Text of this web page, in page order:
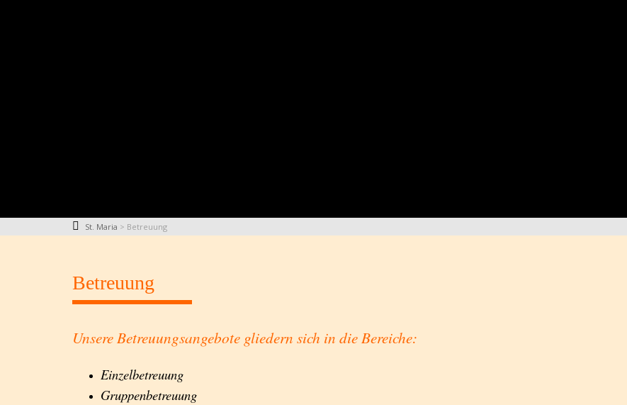
St. Maria > Betreuung
Betreuung
Unsere Betreuungsangebote gliedern sich in die Bereiche:
Einzelbetreuung
Gruppenbetreuung